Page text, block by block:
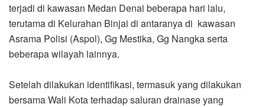
terjadi di kawasan Medan Denai beberapa hari lalu,
terutama di Kelurahan Binjai di antaranya di kawasan
Asrama Polisi (Aspol), Gg Mestika, Gg Nangka serta
beberapa wilayah lainnya.
Setelah dilakukan identifikasi, termasuk yang dilakukan
bersama Wali Kota terhadap saluran drainase yang